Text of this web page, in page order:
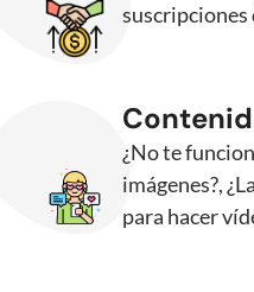
suscripciones
¿No te
imágenes?,
para hacer